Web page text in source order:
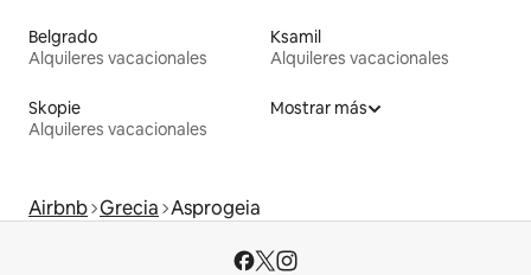
Belgrado
Alquileres vacacionales
Ksamil
Alquileres vacacionales
Skopie
Alquileres vacacionales
Mostrar más
Airbnb Grecia Asprogeia